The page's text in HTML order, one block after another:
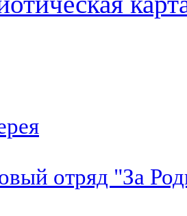
отряд "За